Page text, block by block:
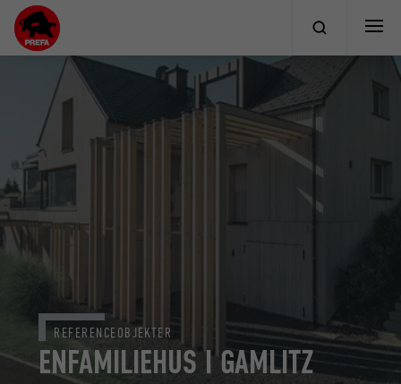
ENFAMILIEHUS I GAMLITZ
REFERENCEOBJEKTER